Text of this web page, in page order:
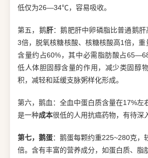
低仅为26—34℃，容易吸收。
第五，鹅肝：鹅肥肝中卵磷脂比普通鹅
3倍，脱氧核糖核酸、核糖核酸高1倍，
含量约占60%，其中必需脂肪酸占
低人体胆固醇含量的作用，减少类固醇
积，减轻和延缓支脉粥样化形成。
第六，鹅血：全血中蛋白质含量在17%左
是一种成本很低的人用抗癌药物，有待深
第七，鹅蛋：鹅蛋每颗约重225~280克，
倍。含有丰富的营养成分，如蛋白质、脂